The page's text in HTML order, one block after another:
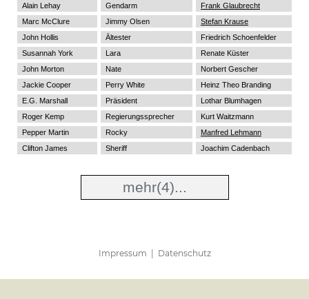
Alain Lehay
Gendarm
Frank Glaubrecht
Marc McClure
Jimmy Olsen
Stefan Krause
John Hollis
Ältester
Friedrich Schoenfelder
Susannah York
Lara
Renate Küster
John Morton
Nate
Norbert Gescher
Jackie Cooper
Perry White
Heinz Theo Branding
E.G. Marshall
Präsident
Lothar Blumhagen
Roger Kemp
Regierungssprecher
Kurt Waitzmann
Pepper Martin
Rocky
Manfred Lehmann
Clifton James
Sheriff Joachim Cadenbach
mehr(4)...
Impressum Datenschutz